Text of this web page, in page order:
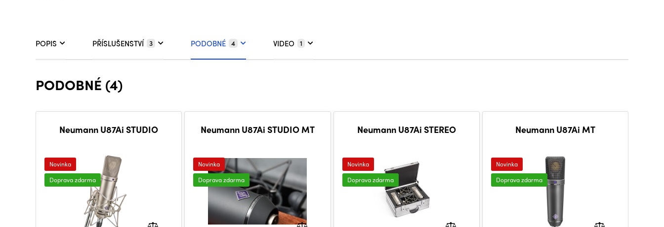
POPIS PŘÍSLUŠENSTVÍ 3 PODOBNÉ 4 VIDEO 1
PODOBNÉ (4)
Neumann U87Ai STUDIO
Novinka
Doprava zdarma
Neumann U87Ai STUDIO MT
Novinka
Doprava zdarma
Neumann U87Ai STEREO
Novinka
Doprava zdarma
Neumann U87Ai MT
Novinka
Doprava zdarma